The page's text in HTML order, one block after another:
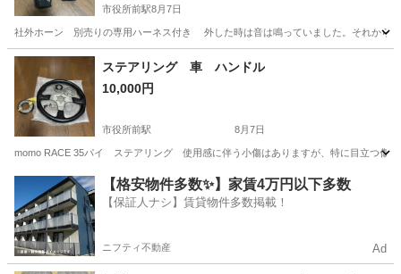
市役所前駅8月7日
社外ホーン 別売りの専用ハーネス付き 外した時は音は鳴っていました。それから
長野 長野市 市役所前駅 その他
ステアリング 車 ハンドル
10,000円
市役所前駅 8月7日
momo RACE 35パイ ステアリング 使用感に伴う小傷はありますが、特に目立つ
長野市 市役所前駅 内装、インテリア
【格安物件多数✨】家賃4万円以下多数
【保証人ナシ】賃貸物件多数掲載！
ニフティ不動産 Ad